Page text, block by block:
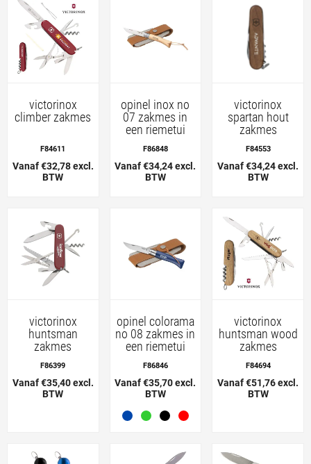
victorinox
climber zakmes
F84611
Vanaf €32,78 excl.
BTW
opinel inox no
07 zakmes in
een riemetui
F86848
Vanaf €34,24 excl.
BTW
victorinox
spartan hout
zakmes
F84553
Vanaf €34,24 excl.
BTW
victorinox
huntsman
zakmes
F86399
Vanaf €35,40 excl.
BTW
opinel colorama
no 08 zakmes in
een riemetui
F86846
Vanaf €35,70 excl.
BTW
victorinox
huntsman wood
zakmes
F84694
Vanaf €51,76 excl.
BTW